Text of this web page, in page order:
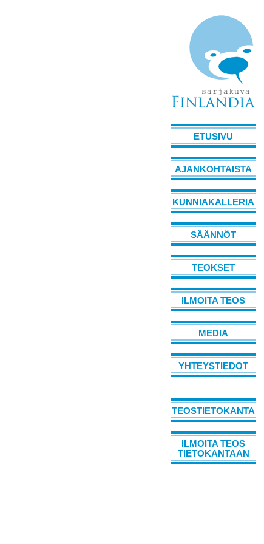
ETUSIVU
AJANKOHTAISTA
KUNNIAKALLERIA
SÄÄNNÖT
TEOKSET
ILMOITA TEOS
MEDIA
YHTEYSTIEDOT
TEOSTIETOKANTA
ILMOITA TEOS
TIETOKANTAAN